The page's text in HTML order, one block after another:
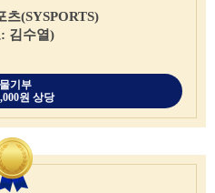
츠(SYSPORTS)
김수열)
기부
원 상당